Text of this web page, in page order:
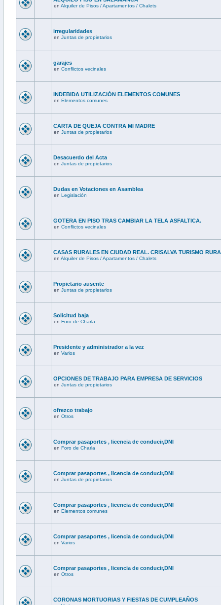
en Alquiler de Pisos / Apartamentos / Chalets
irregularidades
en Juntas de propietarios
garajes
en Conflictos vecinales
INDEBIDA UTILIZACIÓN ELEMENTOS COMUNES
en Elementos comunes
CARTA DE QUEJA CONTRA MI MADRE
en Juntas de propietarios
Desacuerdo del Acta
en Juntas de propietarios
Dudas en Votaciones en Asamblea
en Legislación
GOTERA EN PISO TRAS CAMBIAR LA TELA ASFALTICA.
en Conflictos vecinales
CASAS RURALES EN CIUDAD REAL. CRISALVA TURISMO
en Alquiler de Pisos / Apartamentos / Chalets
Propietario ausente
en Juntas de propietarios
Solicitud baja
en Foro de Charla
Presidente y administrador a la vez
en Varios
OPCIONES DE TRABAJO PARA EMPRESA DE SERVICIOS
en Juntas de propietarios
ofrezco trabajo
en Otros
Comprar pasaportes , licencia de conducir,DNI
en Foro de Charla
Comprar pasaportes , licencia de conducir,DNI
en Juntas de propietarios
Comprar pasaportes , licencia de conducir,DNI
en Elementos comunes
Comprar pasaportes , licencia de conducir,DNI
en Varios
Comprar pasaportes , licencia de conducir,DNI
en Otros
CORONAS MORTUORIAS Y FIESTAS DE CUMPLEAÑOS